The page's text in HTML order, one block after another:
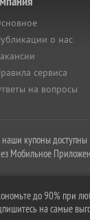
о нас
сервиса
на вопросы
наши купоны доступны
Мобильное
до 90% при
на самые